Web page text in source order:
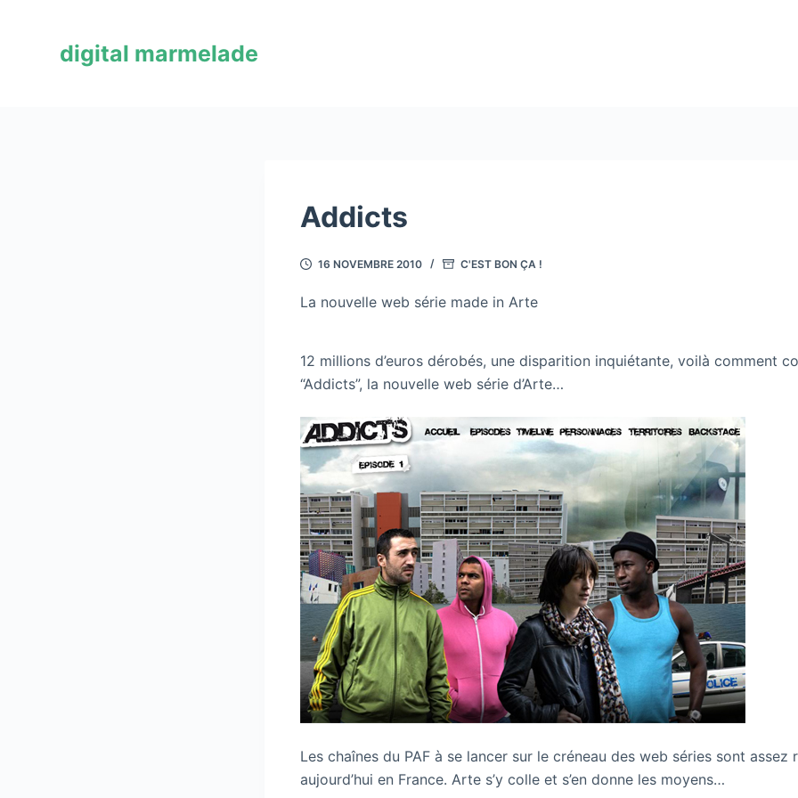
digital marmelade
Addicts
16 NOVEMBRE 2010 C'EST BON ÇA !
La nouvelle web série made in Arte
12 millions d’euros dérobés, une disparition inquiétante, voilà comment
“Addicts”, la nouvelle web série d’Arte…
Les chaînes du PAF à se lancer sur le créneau des web séries sont assez
aujourd’hui en France. Arte s’y colle et s’en donne les moyens…